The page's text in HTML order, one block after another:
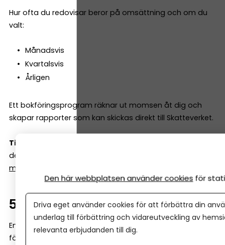
Hur ofta du redovisar beror på omsättning och om du
valt:
Månadsvis
Kvartalsvis
Årligen
Ett bokföringsprogram räknar ut momsen åt dig och
skapar rapporter som kan skickas direkt till Skatteverket.
Tips!
det blir – både framlänges och baklänges.
momskalkyl här.
5. Avsluta perioden
En “period” i bokföringen är ofta en månad (många
företag redovisar moms varje månad eller kvartal, och
Den här webbplatsen använder cookies för
Driva eget använder cookies för att förbättra din
underlag till förbättring och vidareutveckling av
relevanta erbjudanden till dig.